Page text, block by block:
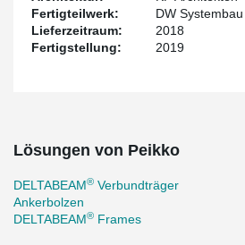
Fertigteilwerk:
DW
Lieferzeitraum:
2018
Fertigstellung:
2019
Lösungen von Peikko
DELTABEAM® Verbundträger
Ankerbolzen
DELTABEAM® Frames